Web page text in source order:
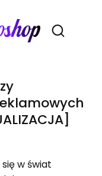
Otwórz
w świat